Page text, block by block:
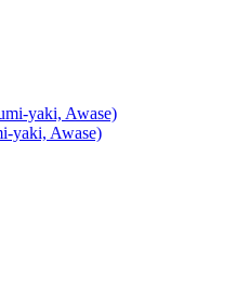
yaki, Awase)
yaki, Awase)